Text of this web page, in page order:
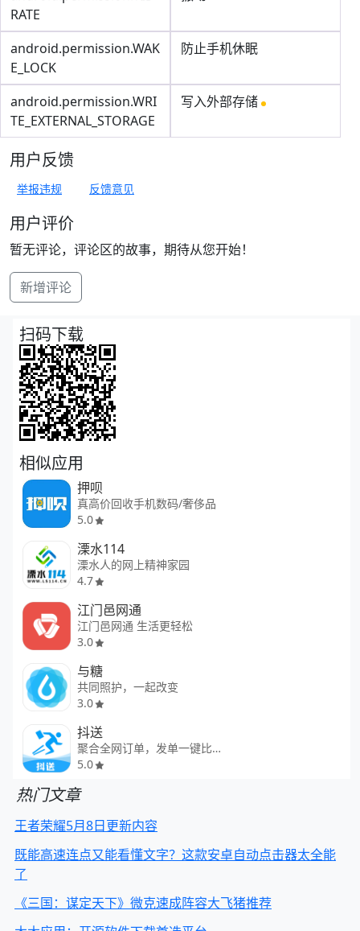
RATE
android.permission.WAK
E_LOCK
防止手机休眠
android.permission.WRI
TE_EXTERNAL_STORAGE
写入外部存储
用户反馈
举报违规 反馈意见
用户评价
暂无评论，评论区的故事，期待从您开始！
新增评论
扫码下载
相似应用
押呗
真高价回收手机数码/奢侈品
5.0
溧水114
溧水人的网上精神家园
4.7
江门邑网通
江门邑网通 生活更轻松
3.0
与糖
共同照护，一起改变
3.0
抖送
聚合全网订单，发单一键比价
5.0
热门文章
王者荣耀5月8日更新内容
既能高速连点又能看懂文字？这款安卓自动点击器太全能
了
《三国：谋定天下》微克速成阵容大飞猪推荐